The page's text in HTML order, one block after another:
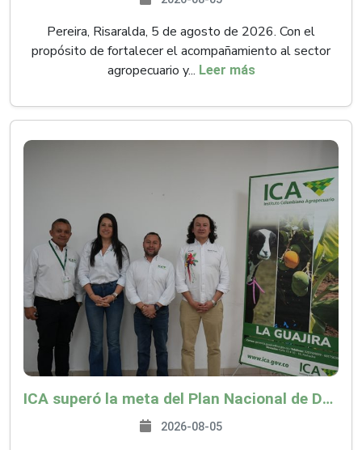
Pereira, Risaralda, 5 de agosto de 2026. Con el
propósito de fortalecer el acompañamiento al sector
agropecuario y... Leer más
ICA superó la meta del Plan Nacional de Desarrollo y abrió 61 mercados internacionales
2026-08-05